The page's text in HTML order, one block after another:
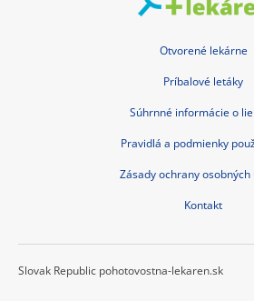
Otvorené lekárne
Príbalové letáky
Súhrnné informácie o
Pravidlá a podmienky
Zásady ochrany osobných
Kontakt
Slovak Republic pohotovostna-lekaren.sk